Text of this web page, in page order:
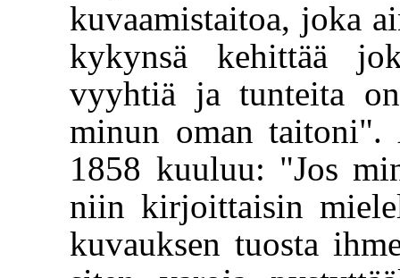
kuvaamistaitoa, joka
kykynsä kehittää
vyyhtiä ja tunteita
minun oman taitoni".
1858 kuuluu: "Jos
niin kirjoittaisin
kuvauksen tuosta